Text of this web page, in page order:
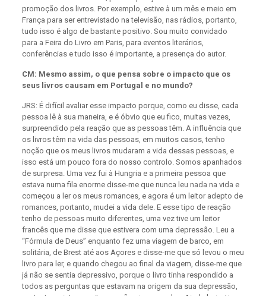
promoção dos livros. Por exemplo, estive à um mês e meio em
França para ser entrevistado na televisão, nas rádios, portanto,
tudo isso é algo de bastante positivo. Sou muito convidado
para a Feira do Livro em Paris, para eventos literários,
conferências e tudo isso é importante, a presença do autor.
CM: Mesmo assim, o que pensa sobre o impacto que os
seus livros causam em Portugal e no mundo?
JRS: É difícil avaliar esse impacto porque, como eu disse, cada
pessoa lê à sua maneira, e é óbvio que eu fico, muitas vezes,
surpreendido pela reação que as pessoas têm. A influência que
os livros têm na vida das pessoas, em muitos casos, tenho
noção que os meus livros mudaram a vida dessas pessoas, e
isso está um pouco fora do nosso controlo. Somos apanhados
de surpresa. Uma vez fui à Hungria e a primeira pessoa que
estava numa fila enorme disse-me que nunca leu nada na vida e
começou a ler os meus romances, e agora é um leitor adepto de
romances, portanto, mudei a vida dele. E esse tipo de reação
tenho de pessoas muito diferentes, uma vez tive um leitor
francês que me disse que estivera com uma depressão. Leu a
“Fórmula de Deus” enquanto fez uma viagem de barco, em
solitária, de Brest até aos Açores e disse-me que só levou o meu
livro para ler, e quando chegou ao final da viagem, disse-me que
já não se sentia depressivo, porque o livro tinha respondido a
todos as perguntas que estavam na origem da sua depressão,